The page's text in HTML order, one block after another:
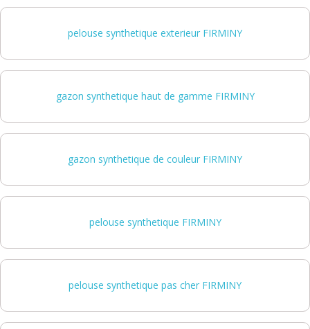
pelouse synthetique exterieur FIRMINY
gazon synthetique haut de gamme FIRMINY
gazon synthetique de couleur FIRMINY
pelouse synthetique FIRMINY
pelouse synthetique pas cher FIRMINY